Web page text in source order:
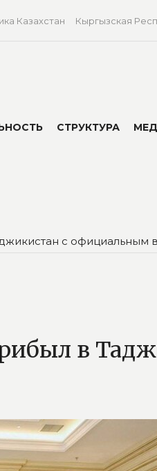
Казахстан Кыргызская
СТРУКТУРА
с официальным
в